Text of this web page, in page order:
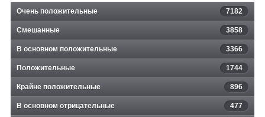
Очень положительные 7182
Смешанные 3858
В основном положительные 3366
Положительные 1744
Крайне положительные 896
В основном отрицательные 477